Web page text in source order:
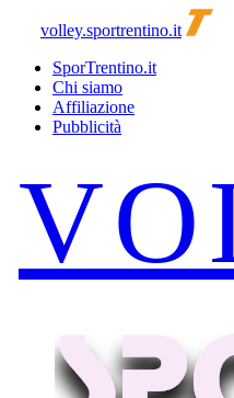
volley.sportrentino.it
SporTrentino.it
Chi siamo
Affiliazione
Pubblicità